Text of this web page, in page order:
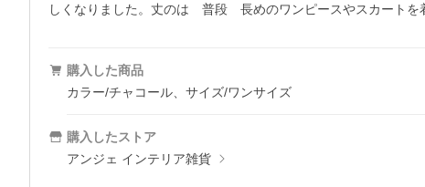
しくなりました。丈のは　普段　長めのワンピースやスカートを
購入した商品
カラー/チャコール、サイズ/ワンサイズ
購入したストア
アンジェ インテリア雑貨